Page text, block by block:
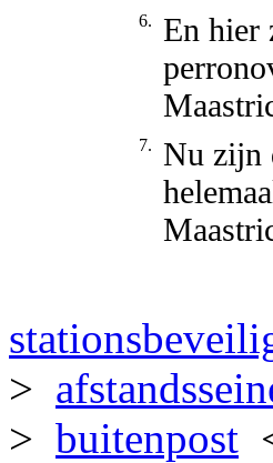
6.
En hier
7.
Nu zijn
>
> buitenpost